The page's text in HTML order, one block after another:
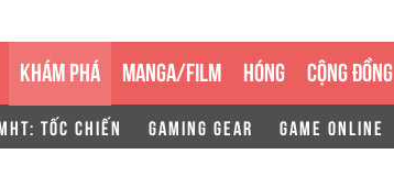
KHÁM PHÁ MANGA/FILM HÓNG CỘNG ĐỒNG
TỐC CHIẾN GAMING GEAR GAME ONLINE